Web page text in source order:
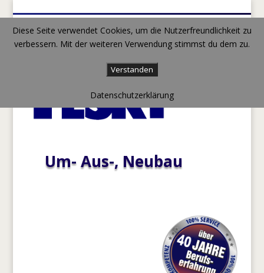
Um- Aus-, Neubau
Diese Seite verwendet Cookies, um die Nutzerfreundlichkeit zu
verbessern. Mit der weiteren Verwendung stimmst du dem zu.
Verstanden
Datenschutzerklärung